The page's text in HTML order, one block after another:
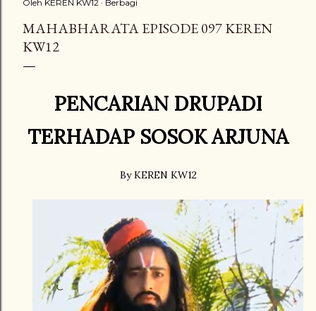
Oleh KEREN KW12 Berbagi
MAHABHARATA EPISODE 097 KEREN
KW12
PENCARIAN DRUPADI
TERHADAP SOSOK ARJUNA
By KEREN KW12